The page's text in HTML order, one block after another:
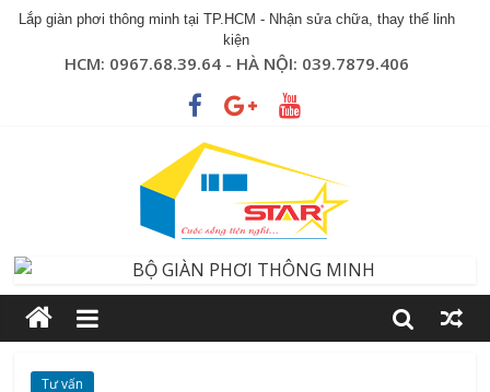
Lắp giàn phơi thông minh tại TP.HCM - Nhận sửa chữa, thay thế linh
kiện
HCM: 0967.68.39.64 - HÀ NỘI: 039.7879.406
Tư vấn